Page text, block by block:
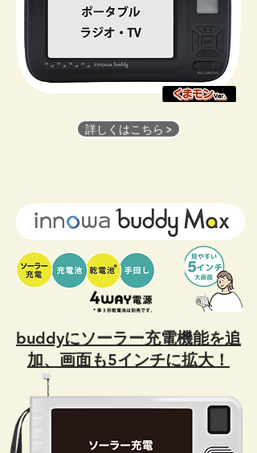
詳しくはこちら >
buddyにソーラー充電機能を追
加、画面も5インチに拡大！